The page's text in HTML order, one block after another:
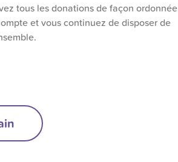
tous les donations de façon ordonnée
et vous continuez de disposer de